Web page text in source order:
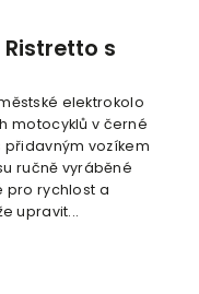
s
elektrokolo
motocyklů v černé
vozíkem
ručně vyráběné
pro rychlost a
upravit...